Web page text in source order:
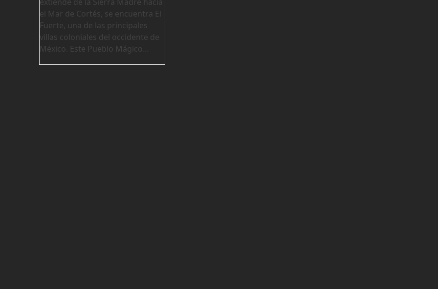
el Mar de Cortés, se encuentra El
Fuerte, una de las principales
villas coloniales del occidente de
México. Este Pueblo Mágico…